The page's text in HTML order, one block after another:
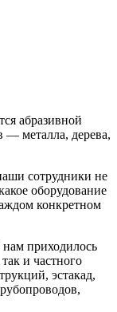
абразивной
— металла, дерева,
сотрудники не
оборудование
конкретном
приходилось
и частного
эстакад,